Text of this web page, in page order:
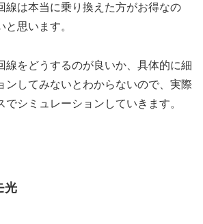
線は本当に乗り換えた方がお得なの
思います。
線をどうするのが良いか、具体的に細
ンしてみないとわからないので、実際
でシミュレーションしていきます。
光